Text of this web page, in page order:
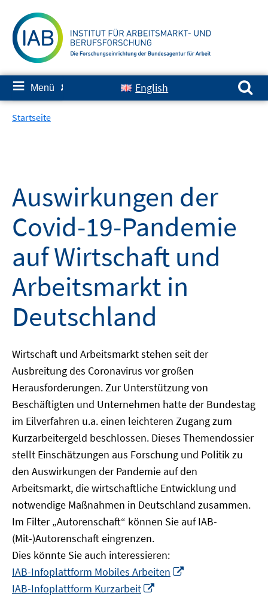
zum
Inhalt
≡ Menü ✘ English
Suchen nach:
Startseite
Auswirkungen der
Covid-19-Pandemie
auf Wirtschaft und
Arbeitsmarkt in
Deutschland
Wirtschaft und Arbeitsmarkt stehen seit der
Ausbreitung des Coronavirus vor großen
Herausforderungen. Zur Unterstützung von
Beschäftigten und Unternehmen hatte der Bundestag
im Eilverfahren u.a. einen leichteren Zugang zum
Kurzarbeitergeld beschlossen. Dieses Themendossier
stellt Einschätzungen aus Forschung und Politik zu
den Auswirkungen der Pandemie auf den
Arbeitsmarkt, die wirtschaftliche Entwicklung und
notwendige Maßnahmen in Deutschland zusammen.
Im Filter „Autorenschaft“ können Sie auf IAB-
(Mit-)Autorenschaft eingrenzen.
Dies könnte Sie auch interessieren:
IAB-Infoplattform Mobiles Arbeiten
IAB-Infoplattform Kurzarbeit